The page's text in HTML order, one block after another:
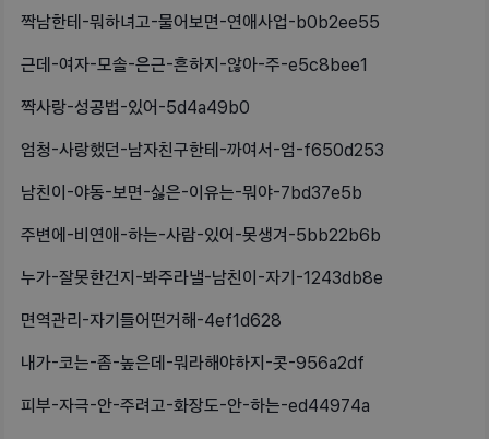
짝남한테-뭐하녀고-물어보면-연애사업-b0b2ee55
근데-여자-모솔-은근-흔하지-않아-주-e5c8bee1
짝사랑-성공법-있어-5d4a49b0
엄청-사랑했던-남자친구한테-까여서-엄-f650d253
남친이-야동-보면-싫은-이유는-뭐야-7bd37e5b
주변에-비연애-하는-사람-있어-못생겨-5bb22b6b
누가-잘못한건지-봐주라낼-남친이-자기-1243db8e
면역관리-자기들어떤거해-4ef1d628
내가-코는-좀-높은데-뭐라해야하지-콧-956a2df
피부-자극-안-주려고-화장도-안-하는-ed44974a